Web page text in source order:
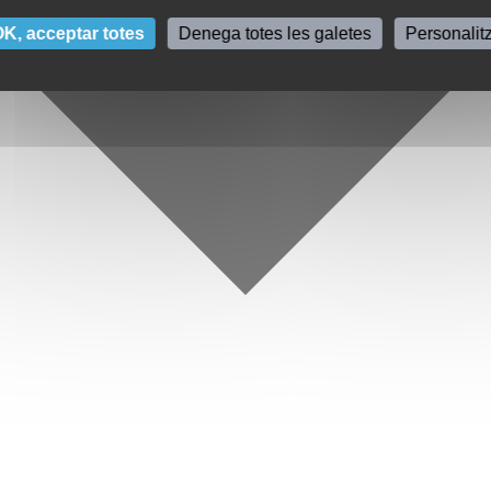
acceptar totes Denega totes les galetes